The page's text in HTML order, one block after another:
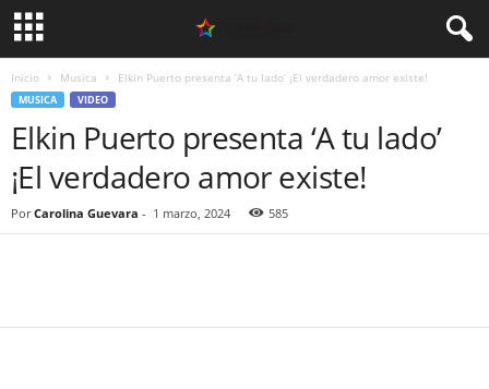
Inicio Musica Elkin Puerto presenta ‘A tu lado’ ¡El verdadero amor existe!
MUSICA VIDEO
Elkin Puerto presenta ‘A tu lado’
¡El verdadero amor existe!
Por Carolina Guevara - 1 marzo, 2024 585